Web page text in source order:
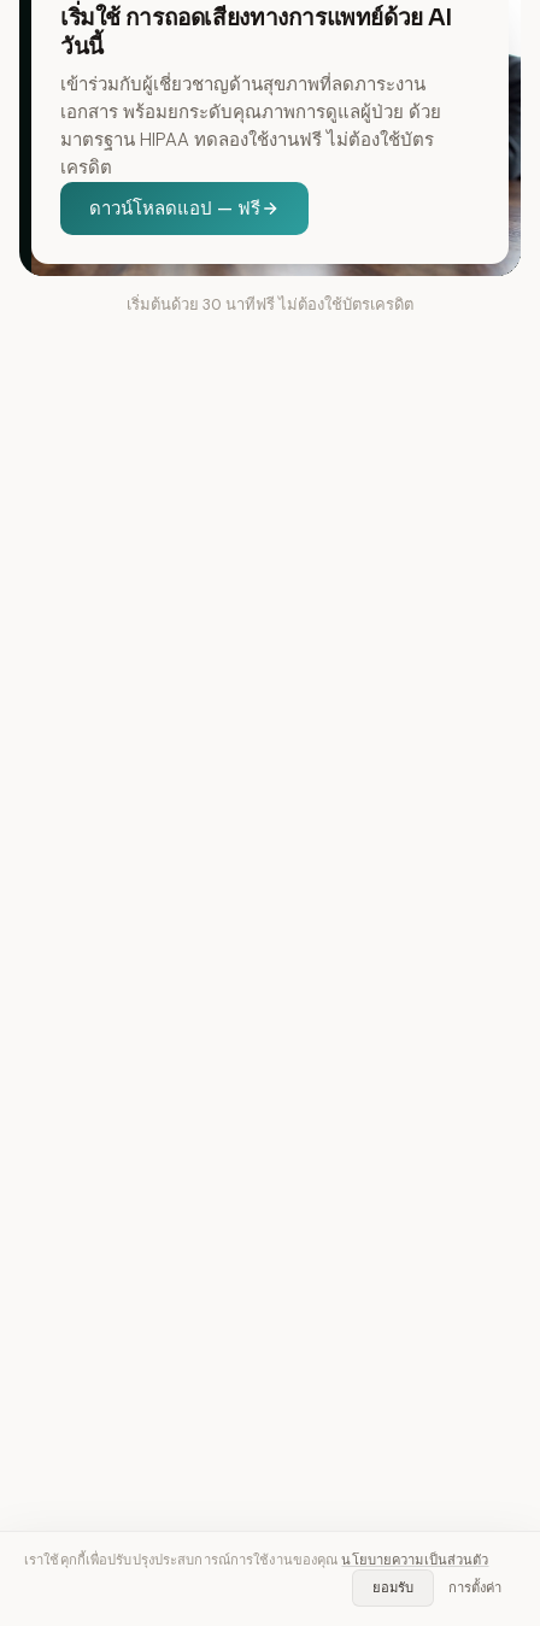
เริ่มใช้ การถอดเสียงทางการแพทย์ด้วย AI
วันนี้
เข้าร่วมกับผู้เชี่ยวชาญด้านสุขภาพที่ลดภาระงาน
เอกสาร พร้อมยกระดับคุณภาพการดูแลผู้ป่วย ด้วย
มาตรฐาน HIPAA ทดลองใช้งานฟรี ไม่ต้องใช้บัตร
เครดิต
ดาวน์โหลดแอป — ฟรี
เริ่มต้นด้วย 30 นาทีฟรี ไม่ต้องใช้บัตรเครดิต
เราใช้คุกกี้เพื่อปรับปรุงประสบการณ์การใช้งานของคุณนโยบายความเป็นส่วนตัว
ยอมรับ
การตั้งค่า